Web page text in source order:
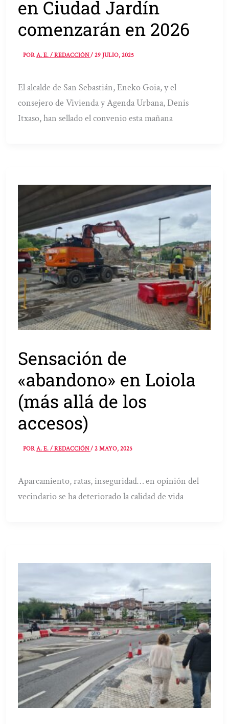
en Ciudad Jardín
comenzarán en 2026
PORA. E. / REDACCIÓN/29 JULIO, 2025
El alcalde de San Sebastián, Eneko Goia, y el
consejero de Vivienda y Agenda Urbana, Denis
Itxaso, han sellado el convenio esta mañana
Sensación de
«abandono» en Loiola
(más allá de los
accesos)
PORA. E. / REDACCIÓN/2 MAYO, 2025
Aparcamiento, ratas, inseguridad… en opinión del
vecindario se ha deteriorado la calidad de vida